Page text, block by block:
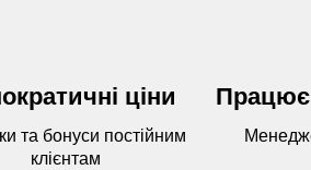
ціни
та бонуси постійним
клієнтам